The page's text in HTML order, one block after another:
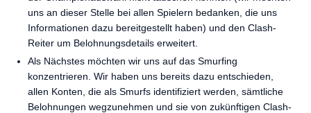
uns an dieser Stelle bei allen Spielern bedanken, die uns
Informationen dazu bereitgestellt haben) und den Clash-
Reiter um Belohnungsdetails erweitert.
Als Nächstes möchten wir uns auf das Smurfing
konzentrieren. Wir haben uns bereits dazu entschieden,
allen Konten, die als Smurfs identifiziert werden, sämtliche
Belohnungen wegzunehmen und sie von zukünftigen Clash-